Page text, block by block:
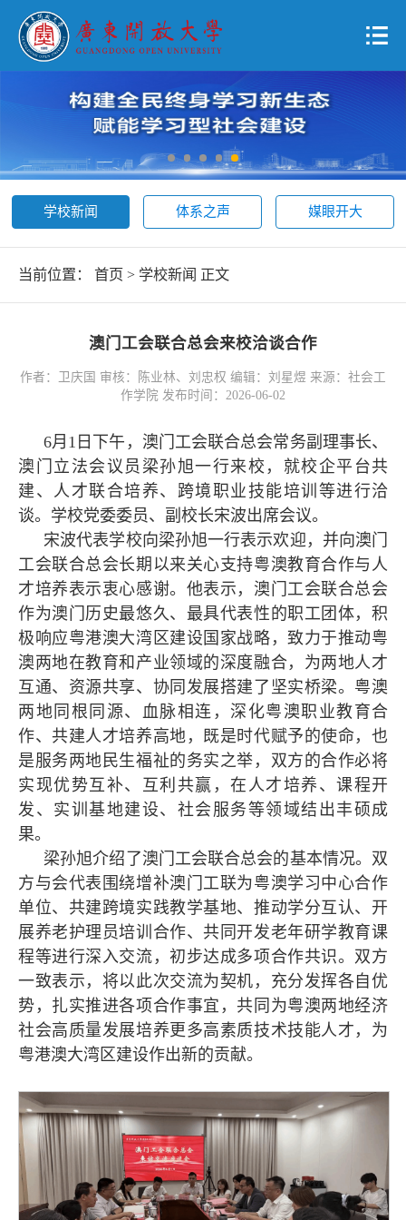
学校新闻 体系之声 媒眼开大
当前位置： 首页 > 学校新闻 正文
澳门工会联合总会来校洽谈合作
作者：卫庆国 审核：陈业林、刘忠权 编辑：刘星煜 来源：社会工
作学院 发布时间：2026-06-02
6月1日下午，澳门工会联合总会常务副理事长、
澳门立法会议员梁孙旭一行来校，就校企平台共
建、人才联合培养、跨境职业技能培训等进行洽
谈。学校党委委员、副校长宋波出席会议。
宋波代表学校向梁孙旭一行表示欢迎，并向澳门
工会联合总会长期以来关心支持粤澳教育合作与人
才培养表示衷心感谢。他表示，澳门工会联合总会
作为澳门历史最悠久、最具代表性的职工团体，积
极响应粤港澳大湾区建设国家战略，致力于推动粤
澳两地在教育和产业领域的深度融合，为两地人才
互通、资源共享、协同发展搭建了坚实桥梁。粤澳
两地同根同源、血脉相连，深化粤澳职业教育合
作、共建人才培养高地，既是时代赋予的使命，也
是服务两地民生福祉的务实之举，双方的合作必将
实现优势互补、互利共赢，在人才培养、课程开
发、实训基地建设、社会服务等领域结出丰硕成
果。
梁孙旭介绍了澳门工会联合总会的基本情况。双
方与会代表围绕增补澳门工联为粤澳学习中心合作
单位、共建跨境实践教学基地、推动学分互认、开
展养老护理员培训合作、共同开发老年研学教育课
程等进行深入交流，初步达成多项合作共识。双方
一致表示，将以此次交流为契机，充分发挥各自优
势，扎实推进各项合作事宜，共同为粤澳两地经济
社会高质量发展培养更多高素质技术技能人才，为
粤港澳大湾区建设作出新的贡献。